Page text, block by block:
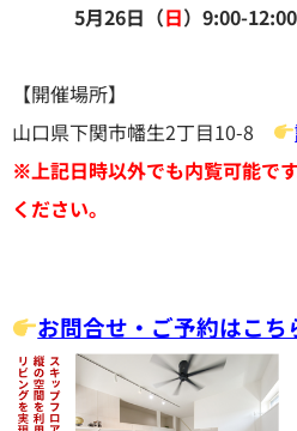
5月26日（日）9:00-
【開催場所】
山口県下関市幡生2丁目10-8
※上記日時以外でも内覧可能で
ください。
お問合せ・ご予約はこち